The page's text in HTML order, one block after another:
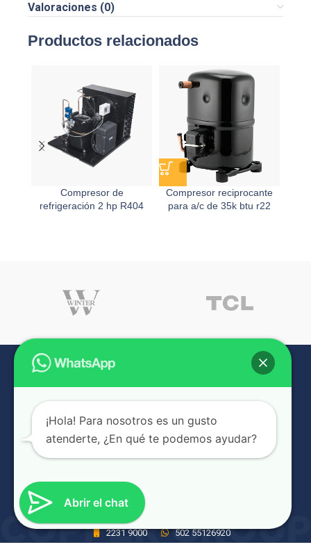
Valoraciones (0)
Productos relacionados
Compresor de
refrigeración 2 hp R404
Compresor reciprocante
para a/c de 35k btu r22
NUESTRAS SUCURSALES
6A Avenida #1465, Zona 9, Ciudad de Guatemala, Guatemala
2231 9000
502 55126920
Abrir el chat
¡Hola! Para nosotros es un gusto
atenderte, ¿En qué te podemos ayudar?